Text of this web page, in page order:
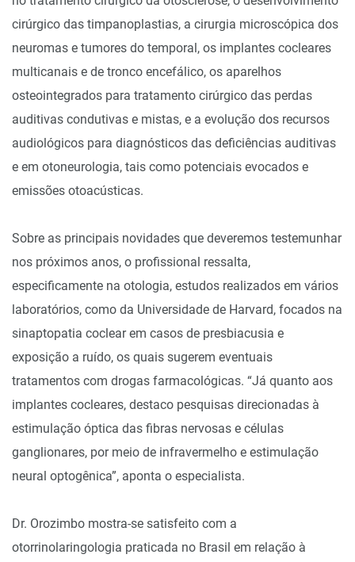
cirúrgico das timpanoplastias, a cirurgia microscópica dos
neuromas e tumores do temporal, os implantes cocleares
multicanais e de tronco encefálico, os aparelhos
osteointegrados para tratamento cirúrgico das perdas
auditivas condutivas e mistas, e a evolução dos recursos
audiológicos para diagnósticos das deficiências auditivas
e em otoneurologia, tais como potenciais evocados e
emissões otoacústicas.
Sobre as principais novidades que deveremos testemunhar
nos próximos anos, o profissional ressalta,
especificamente na otologia, estudos realizados em vários
laboratórios, como da Universidade de Harvard, focados na
sinaptopatia coclear em casos de presbiacusia e
exposição a ruído, os quais sugerem eventuais
tratamentos com drogas farmacológicas. “Já quanto aos
implantes cocleares, destaco pesquisas direcionadas à
estimulação óptica das fibras nervosas e células
ganglionares, por meio de infravermelho e estimulação
neural optogênica”, aponta o especialista.
Dr. Orozimbo mostra-se satisfeito com a
otorrinolaringologia praticada no Brasil em relação à